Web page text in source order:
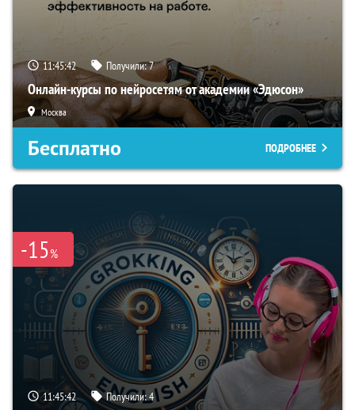
11:45:41 Получили:7
Онлайн-курсы по нейросетям от академии «Эдюсон»
Москва
Бесплатно ПОДРОБНЕЕ
-15%
11:45:41 Получили:4